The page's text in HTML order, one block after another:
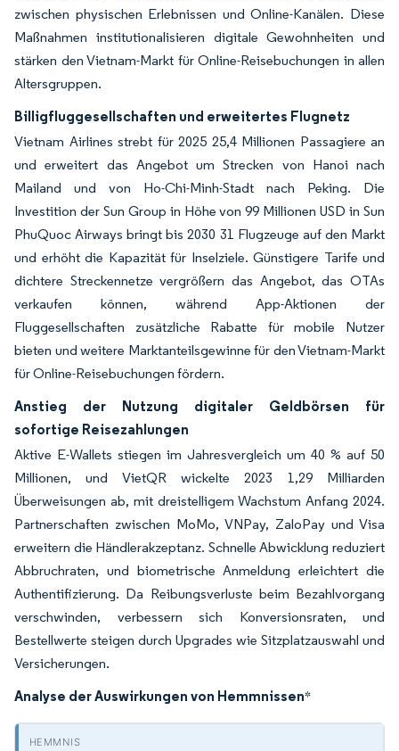
zwischen physischen Erlebnissen und Online-Kanälen. Diese
Maßnahmen institutionalisieren digitale Gewohnheiten und
stärken den Vietnam-Markt für Online-Reisebuchungen in allen
Altersgruppen.
Billigfluggesellschaften und erweitertes Flugnetz
Vietnam Airlines strebt für 2025 25,4 Millionen Passagiere an
und erweitert das Angebot um Strecken von Hanoi nach
Mailand und von Ho-Chi-Minh-Stadt nach Peking. Die
Investition der Sun Group in Höhe von 99 Millionen USD in Sun
PhuQuoc Airways bringt bis 2030 31 Flugzeuge auf den Markt
und erhöht die Kapazität für Inselziele. Günstigere Tarife und
dichtere Streckennetze vergrößern das Angebot, das OTAs
verkaufen können, während App-Aktionen der
Fluggesellschaften zusätzliche Rabatte für mobile Nutzer
bieten und weitere Marktanteilsgewinne für den Vietnam-Markt
für Online-Reisebuchungen fördern.
Anstieg der Nutzung digitaler Geldbörsen für
sofortige Reisezahlungen
Aktive E-Wallets stiegen im Jahresvergleich um 40 % auf 50
Millionen, und VietQR wickelte 2023 1,29 Milliarden
Überweisungen ab, mit dreistelligem Wachstum Anfang 2024.
Partnerschaften zwischen MoMo, VNPay, ZaloPay und Visa
erweitern die Händlerakzeptanz. Schnelle Abwicklung reduziert
Abbruchraten, und biometrische Anmeldung erleichtert die
Authentifizierung. Da Reibungsverluste beim Bezahlvorgang
verschwinden, verbessern sich Konversionsraten, und
Bestellwerte steigen durch Upgrades wie Sitzplatzauswahl und
Versicherungen.
Analyse der Auswirkungen von Hemmnissen*